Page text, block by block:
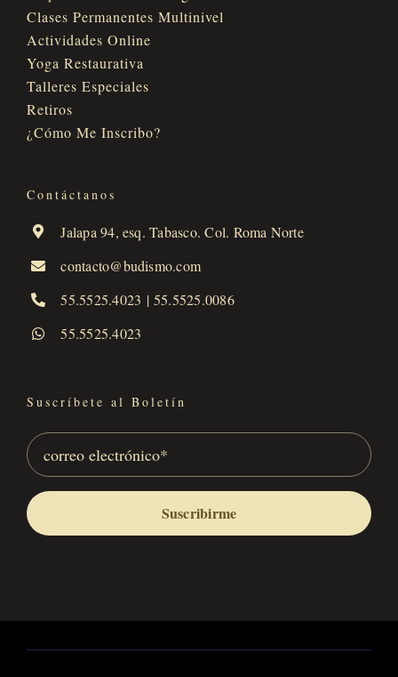
Clases Permanentes Multinivel
Actividades Online
Yoga Restaurativa
Talleres Especiales
Retiros
¿Cómo Me Inscribo?
Contáctanos
Jalapa 94, esq. Tabasco. Col. Roma Norte
contacto@budismo.com
55.5525.4023 | 55.5525.0086
55.5525.4023
Suscríbete al Boletín
Suscribirme